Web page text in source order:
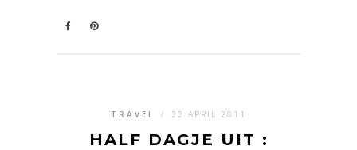
TRAVEL / 22 APRIL 2011
HALF DAGJE UIT :